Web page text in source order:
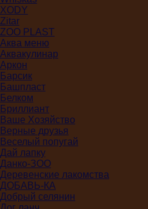
XODY
Zitar
ZOO PLAST
Аква меню
Аквакулинар
Аркон
Барсик
Башпласт
Белком
Бриллиант
Ваше Хозяйство
Верные друзья
Веселый попугай
Дай лапку
Данко-ЗОО
Деревенские лакомства
ДОБАВЬ-КА
Добрый селянин